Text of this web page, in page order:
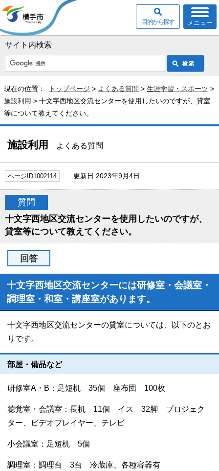
サイト内検索
メニュー
目的から探す
現在の位置： トップページ > よくある質問 > 生涯学習・スポーツ >
施設利用 > 十文字西地区交流センターを使用したいのですが、貸室
等について教えてください。
施設利用 よくある質問
ページID1002114 更新日 2023年9月4日
質問
十文字西地区交流センターを使用したいのですが、
貸室等について教えてください。
回答
十文字西地区交流センターには研修室・会議室・
調理室・和室・講座室があります。
十文字西地区交流センターの貸室については、以下のとお
りです。
部屋・備品など
研修室A・B：足短机 35個 座布団 100枚
聴覚室・会議室：長机 11個 イス 32脚 プロジェク
ター、ビデオプレイヤー、テレビ
小会議室：足短机 5個
調理室：調理台 3台 冷蔵庫、各種容器有